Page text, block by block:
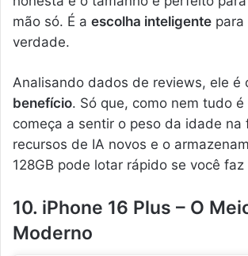
mão só. É a escolha inteligente para
verdade.
Analisando dados de reviews, ele é
benefício. Só que, como nem tudo
começa a sentir o peso da idade na
recursos de IA novos e o
128GB pode lotar rápido se você
10. iPhone 16 Plus – O
Moderno